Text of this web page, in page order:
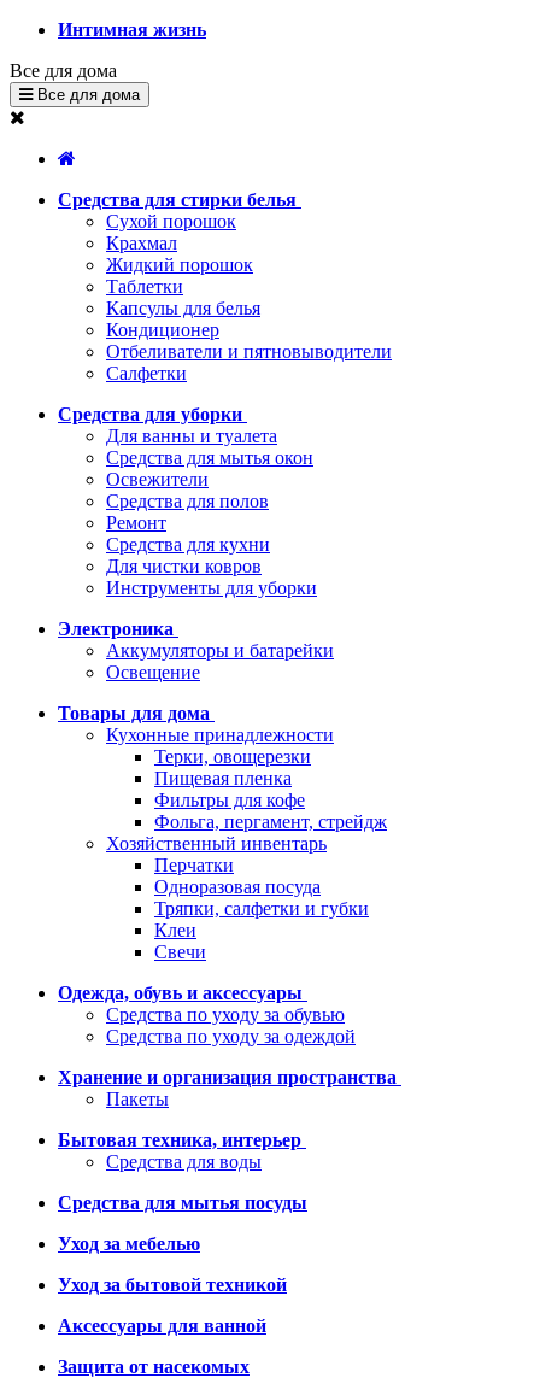
Интимная жизнь
Все для дома
Все для дома
Средства для стирки белья
Сухой порошок
Крахмал
Жидкий порошок
Таблетки
Капсулы для белья
Кондиционер
Отбеливатели и пятновыводители
Салфетки
Средства для уборки
Для ванны и туалета
Средства для мытья окон
Освежители
Средства для полов
Ремонт
Средства для кухни
Для чистки ковров
Инструменты для уборки
Электроника
Аккумуляторы и батарейки
Освещение
Товары для дома
Кухонные принадлежности
Терки, овощерезки
Пищевая пленка
Фильтры для кофе
Фольга, пергамент, стрейдж
Хозяйственный инвентарь
Перчатки
Одноразовая посуда
Тряпки, салфетки и губки
Клеи
Свечи
Одежда, обувь и аксессуары
Средства по уходу за обувью
Средства по уходу за одеждой
Хранение и организация пространства
Пакеты
Бытовая техника, интерьер
Средства для воды
Средства для мытья посуды
Уход за мебелью
Уход за бытовой техникой
Аксессуары для ванной
Защита от насекомых